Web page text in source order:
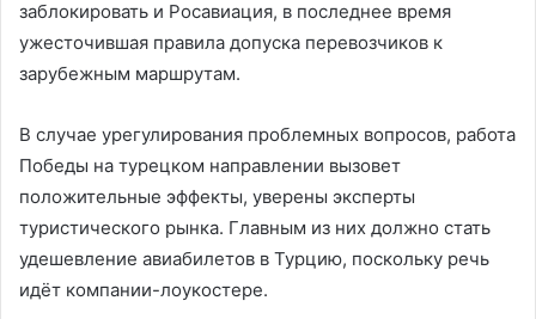
заблокировать и Росавиация, в последнее время
ужесточившая правила допуска перевозчиков к
зарубежным маршрутам.
В случае урегулирования проблемных вопросов, работа
Победы на турецком направлении вызовет
положительные эффекты, уверены эксперты
туристического рынка. Главным из них должно стать
удешевление авиабилетов в Турцию, поскольку речь
идёт компании-лоукостере.